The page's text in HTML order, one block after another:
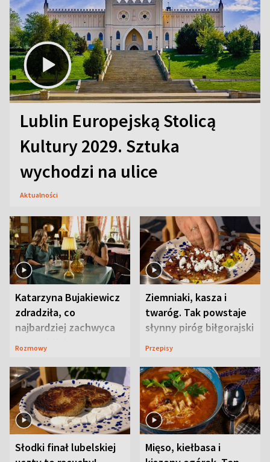
Lublin Europejską Stolicą
Kultury 2029. Sztuka
wychodzi na ulice
Aktualności
Katarzyna Bujakiewicz
zdradziła, co
najbardziej zachwyca
ją w Lublinie
Rozmowy
Ziemniaki, kasza i
twaróg. Tak powstaje
słynny piróg biłgorajski
Przepisy
Słodki finał lubelskiej
Mięso, kiełbasa i